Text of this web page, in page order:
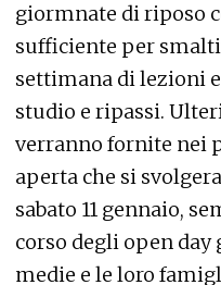
giormnate di riposo
sufficiente per
settimana di lezioni
studio e ripassi.
verranno fornite nei
aperta che si
sabato 11 gennaio,
corso degli open
medie e le loro